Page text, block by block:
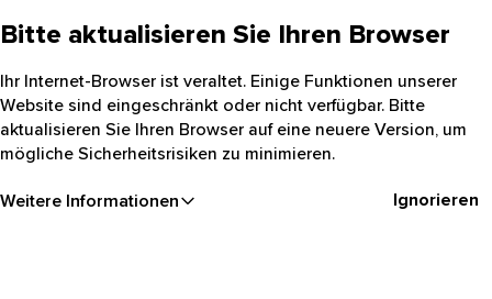
Bitte aktualisieren Sie Ihren Browser
Ihr Internet-Browser ist veraltet. Einige Funktionen unserer
Website sind eingeschränkt oder nicht verfügbar. Bitte
aktualisieren Sie Ihren Browser auf eine neuere Version, um
mögliche Sicherheitsrisiken zu minimieren.
Weitere Informationen Ignorieren